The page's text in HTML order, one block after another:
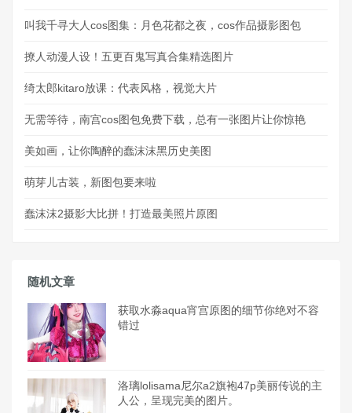
叫我千寻大人cos图集：月色花都之夜，cos作品摄影图包
撩人动漫人设！五更百鬼写真合集精选图片
绮太郎kitaro放课：代表风格，视觉大片
无需等待，南宫cos图包免费下载，总有一张图片让你惊艳
美如画，让你陶醉的蠢沫沫黑历史美图
萌芽儿古装，新图包要来啦
蠢沫沫2摄影大比拼！打造最美照片原图
随机文章
获取水淼aqua宵宫原图的细节你绝对不容
错过
洛璃lolisama尼尔a2旗袍47p美丽传说的主
人公，呈现完美的图片。